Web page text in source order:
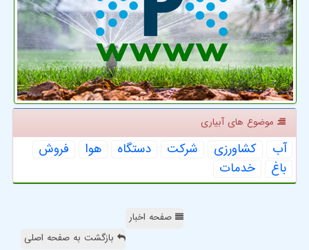
موضوع های آبیاری
آب كشاورزی شركت دستگاه هوا
فروش
باغ
خدمات
صفحه اخبار
بازگشت به صفحه اصلی